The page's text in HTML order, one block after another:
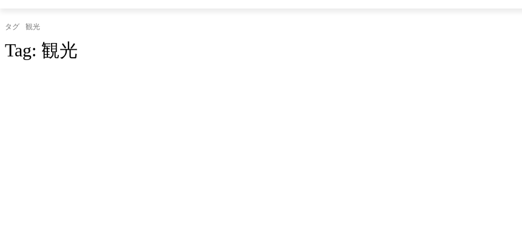
タグ 観光
Tag: 観光